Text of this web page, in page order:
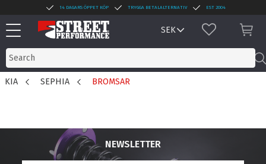
Menu
14 DAGARS ÖPPET KÖP TRYGGA BETALALTERNATIV EST 2004
FAVORITES
KIA SEPHIA BROMSAR
NEWSLETTER